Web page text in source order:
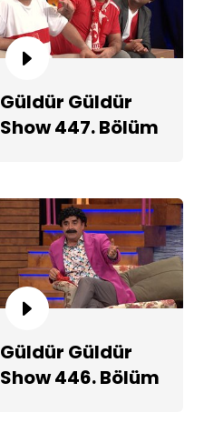
Güldür Güldür
Show 447. Bölüm
Güldür Güldür
Show 446. Bölüm